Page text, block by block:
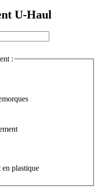
U-Haul
:
en plastique